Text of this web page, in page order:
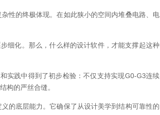
性的终极体现。在如此狭小的空间内堆叠电路、电
细化。那么，什么样的设计软件，才能支撑起这种
实践中得到了初步检验：不仅支持实现G0-G3连续
构的严丝合缝。
的底层能力。它确保了从设计美学到结构可靠性的